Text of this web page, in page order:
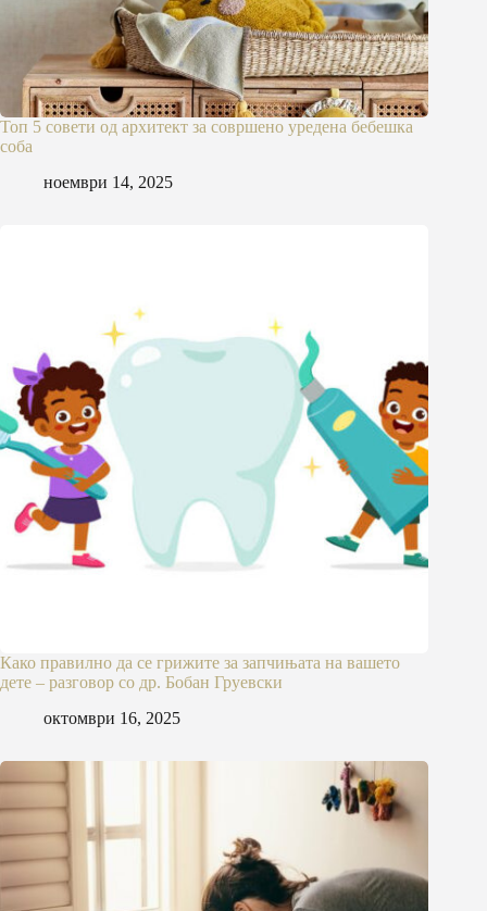
Топ 5 совети од архитект за совршено уредена бебешка
соба
ноември 14, 2025
Како правилно да се грижите за запчињата на вашето
дете – разговор со др. Бобан Груевски
октомври 16, 2025